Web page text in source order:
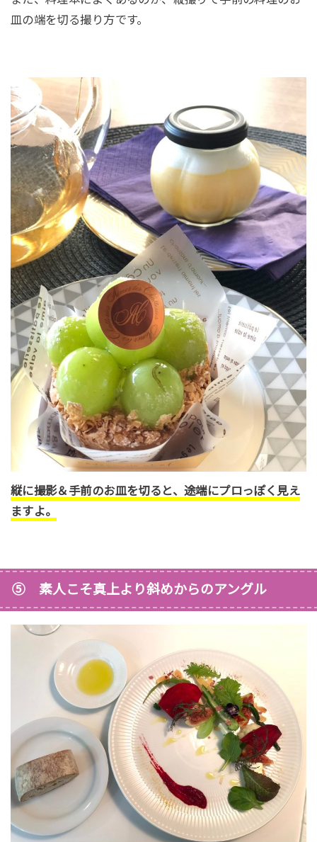
皿の端を切る撮り方です。
縦に撮影＆手前のお皿を切ると、途端にプロっぽく見え
ますよ。
⑤ 素人こそ真上より斜めからのアングル